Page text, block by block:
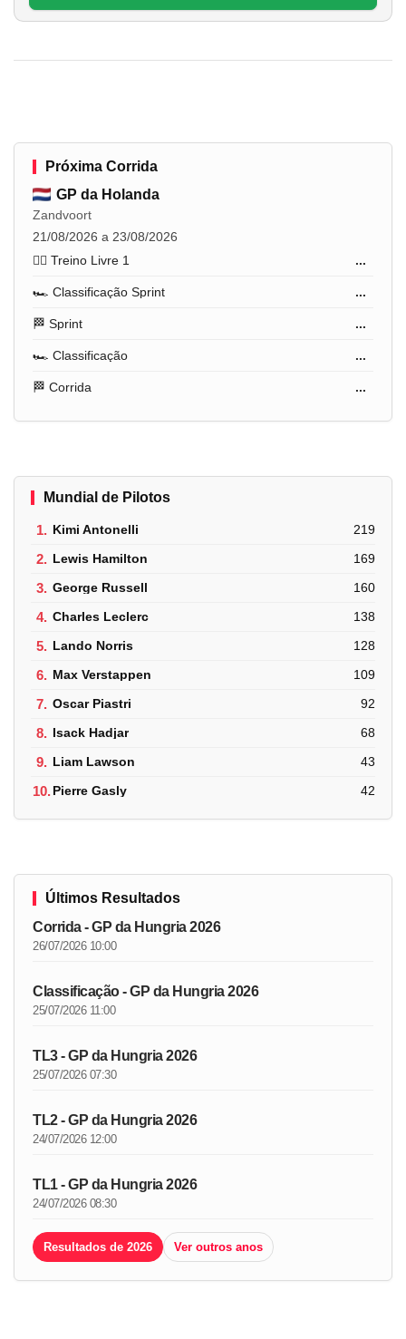
Próxima Corrida
GP da Holanda
Zandvoort
21/08/2026 a 23/08/2026
🏋️‍♂️ Treino Livre 1
...
🏎️ Classificação Sprint ...
🏁 Sprint ...
🏎️ Classificação ...
🏁 Corrida ...
Mundial de Pilotos
1. Kimi Antonelli 219
2. Lewis Hamilton 169
3. George Russell 160
4. Charles Leclerc 138
5. Lando Norris 128
6. Max Verstappen 109
7. Oscar Piastri 92
8. Isack Hadjar 68
9. Liam Lawson 43
10.Pierre Gasly 42
Últimos Resultados
Corrida - GP da Hungria 2026
26/07/2026 10:00
Classificação - GP da Hungria 2026
25/07/2026 11:00
TL3 - GP da Hungria 2026
25/07/2026 07:30
TL2 - GP da Hungria 2026
24/07/2026 12:00
TL1 - GP da Hungria 2026
24/07/2026 08:30
Resultados de 2026 Ver outros anos